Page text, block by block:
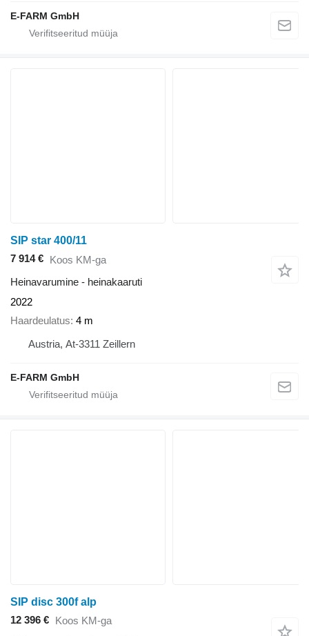
E-FARM GmbH
SIP star 400/11
7 914 € Koos KM-ga
Heinavarumine - heinakaaruti
2022
Haardeulatus 4 m
Austria, At-3311 Zeillern
E-FARM GmbH
SIP disc 300f alp
12 396 €
Koos KM-ga